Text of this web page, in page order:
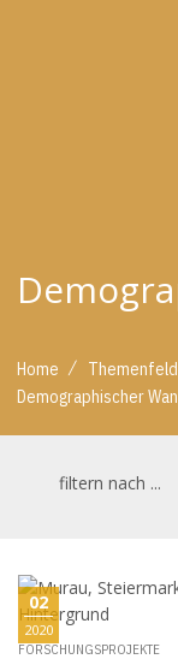
Home /
Demographischer
filtern nach ...
02
2020
FORSCHUNGSPROJEKTE